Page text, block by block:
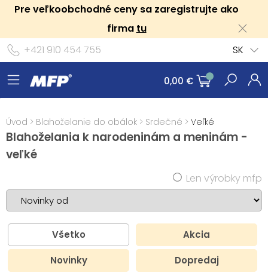
Pre veľkoobchodné ceny sa zaregistrujte ako
firma tu
+421 910 454 755
SK
0,00 €
Úvod > Blahoželanie do obálok > Srdečné > Veľké
Blahoželania k narodeninám a meninám -
veľké
Len výrobky mfp
Všetko Akcia
Novinky Dopredaj